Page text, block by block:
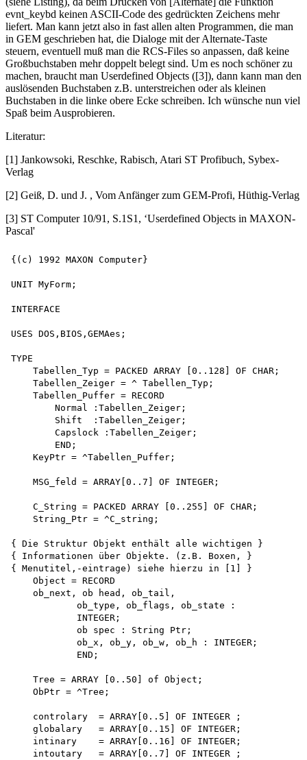
evnt_keybd keinen ASCII-Code des gedrückten Zeichens mehr
liefert. Man kann jetzt also in fast allen alten Programmen, die man
in GEM geschrieben hat, die Dialoge mit der Alternate-Taste
steuern, eventuell muß man die RCS-Files so anpassen, daß keine
Großbuchstaben mehr doppelt belegt sind. Um es noch schöner zu
machen, braucht man Userdefined Objects ([3]), dann kann man den
auslösenden Buchstaben z.B. unterstreichen oder als kleinen
Buchstaben in die linke obere Ecke schreiben. Ich wünsche nun viel
Spaß beim Ausprobieren.
Literatur:
[1] Jankowsoki, Reschke, Rabisch, Atari ST Profibuch, Sybex-
Verlag
[2] Geiß, D. und J. , Vom Anfänger zum GEM-Profi, Hüthig-Verlag
[3] ST Computer 10/91, S.1S1, ‘Userdefined Objects in MAXON-
Pascal'
{(c) 1992 MAXON Computer}
UNIT MyForm;
INTERFACE
USES DOS,BIOS,GEMAes;
TYPE
    Tabellen_Typ = PACKED ARRAY [0..128] OF CHAR;
    Tabellen_Zeiger = ^ Tabellen_Typ;
    Tabellen_Puffer = RECORD
        Normal :Tabellen_Zeiger;
        Shift  :Tabellen_Zeiger;
        Capslock :Tabellen_Zeiger;
        END;
    KeyPtr = ^Tabellen_Puffer;
    MSG_feld = ARRAY[0..7] OF INTEGER;
    C_String = PACKED ARRAY [0..255] OF CHAR;
    String_Ptr = ^C_string;
{ Die Struktur Objekt enthält alle wichtigen }
{ Informationen über Objekte. (z.B. Boxen, }
{ Menutitel,-eintrage) siehe hierzu in [1] }
    Object = RECORD
    ob_next, ob head, ob_tail,
            ob_type, ob_flags, ob_state :
            INTEGER;
            ob spec : String Ptr;
            ob_x, ob_y, ob_w, ob_h : INTEGER;
            END;
    Tree = ARRAY [0..50] of Object;
    ObPtr = ^Tree;
    controlary  = ARRAY[0..5] OF INTEGER ;
    globalary   = ARRAY[0..15] OF INTEGER;
    intinary    = ARRAY[0..16] OF INTEGER;
    intoutary   = ARRAY[0..7] OF INTEGER ;